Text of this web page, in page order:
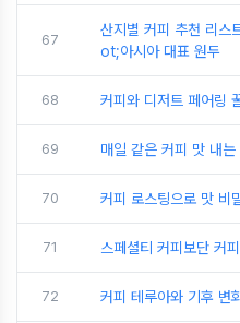
67
산지별 커피 추천 리
ot;아시아 대표 원두
68 커피와 디저트 페어링
69 매일 같은 커피 맛 내는
70 커피 로스팅으로 맛 비
71 스페셜티 커피보단 커
72 커피 테루아와 기후 변